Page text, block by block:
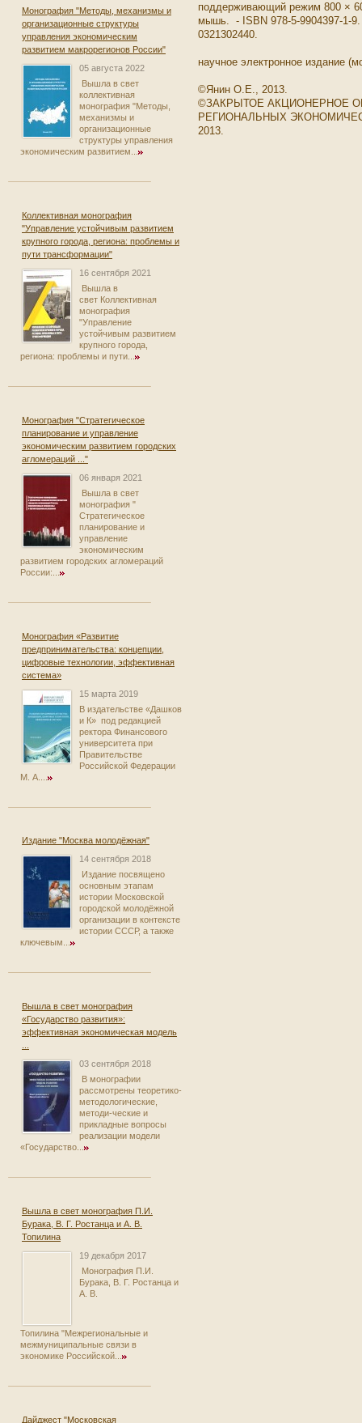
Монография "Методы, механизмы и
организационные структуры
управления экономическим
развитием макрорегионов России"
05 августа 2022
Вышла в свет
коллективная
монография "Методы,
механизмы и
организационные
структуры управления
экономическим развитием...
Коллективная монография
"Управление устойчивым развитием
крупного города, региона: проблемы и
пути трансформации"
16 сентября 2021
Вышла в
свет Коллективная
монография
"Управление
устойчивым развитием
крупного города,
региона: проблемы и пути...
Монография "Стратегическое
планирование и управление
экономическим развитием городских
агломераций ..."
06 января 2021
Вышла в свет
монография "
Стратегическое
планирование и
управление
экономическим
развитием городских агломераций
России:...
Монография «Развитие
предпринимательства: концепции,
цифровые технологии, эффективная
система»
15 марта 2019
В издательстве «Дашков
и К» под редакцией
ректора Финансового
университета при
Правительстве
Российской Федерации
М. А....
Издание "Москва молодёжная"
14 сентября 2018
Издание посвящено
основным этапам
истории Московской
городской молодёжной
организации в контексте
истории СССР, а также
ключевым...
Вышла в свет монография
«Государство развития»:
эффективная экономическая модель
03 сентября 2018
В монографии
рассмотрены теоретико-
методологические,
методи-ческие и
прикладные вопросы
реализации модели
«Государство...
Вышла в свет монография П.И.
Бурака, В. Г. Ростанца и А. В.
Топилина
19 декабря 2017
Монография П.И.
Бурака, В. Г. Ростанца и
А. В.
Топилина "Межрегиональные и
межмуниципальные связи в
экономике Российской...
Дайджест "Московская
поддерживающий режим 800 ×
мышь. - ISBN 978-5-9904397-1-9.
0321302440.
научное электронное издание
©Янин О.Е., 2013.
©ЗАКРЫТОЕ АКЦИОНЕРНОЕ
РЕГИОНАЛЬНЫХ
2013.